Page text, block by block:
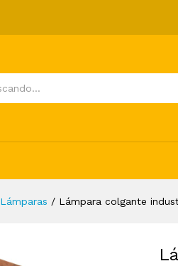
Lámparas / Lámpara colgante